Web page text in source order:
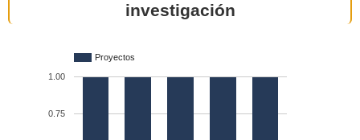
investigación
Proyectos
0.75
1.00